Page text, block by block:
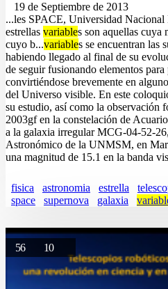
19 de Septiembre de 2013
...les SPACE, Universidad
estrellas variables son aquellas cuya
cuyo b...variables se encuentran las
habiendo llegado al final de su
de seguir fusionando elementos
convirtiéndose brevemente en
del Universo visible. En este
su estudio, así como la observación
2003gf en la constelación de
a la galaxia irregular MCG-04-52-
Astronómico de la UNMSM, en
una magnitud de 15.1 en la banda
fisica astronomia estrella
space
supernova galaxia
56 10